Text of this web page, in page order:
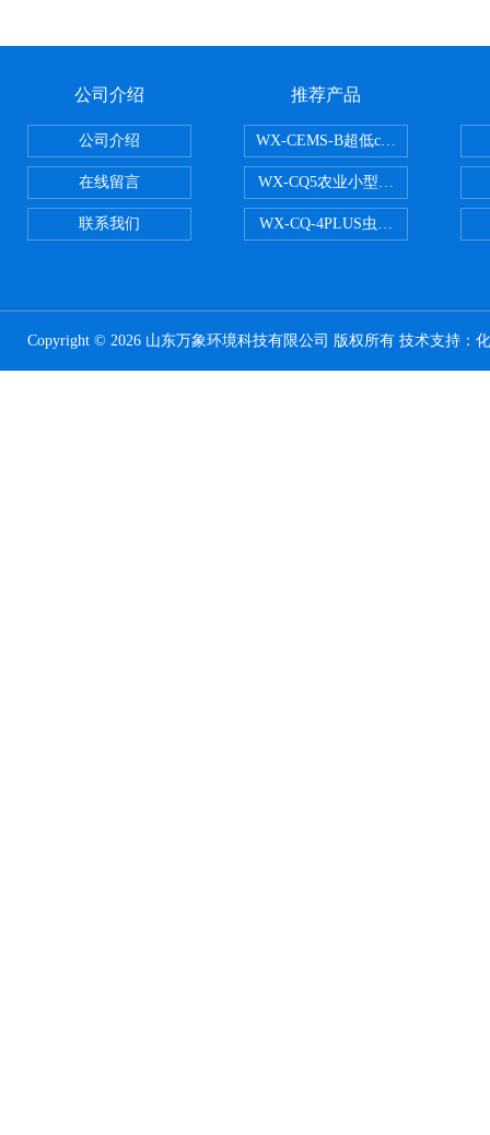
公司介绍
公司介绍
在线留言
联系我们
推荐产品
WX-CEMS-B超低cems烟气监测系
WX-CQ5农业小型气象站
WX-CQ-4PLUS虫情测报灯
Copyright © 2026 山东万象环境科技有限公司 版权所有 技术支持：